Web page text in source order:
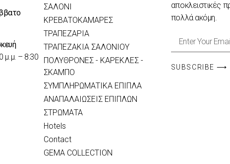
μ.μ. – 8:30
ΣΑΛΟΝΙ
ΚΡΕΒΑΤΟΚΑΜΑΡΕΣ
ΤΡΑΠΕΖΑΡΙΑ
ΤΡΑΠΕΖΑΚΙΑ ΣΑΛΟΝΙΟΥ
ΠΟΛΥΘΡΟΝΕΣ - ΚΑΡΕΚΛΕΣ -
ΣΚΑΜΠΟ
ΣΥΜΠΛΗΡΩΜΑΤΙΚΑ ΕΠΙΠΛΑ
ΑΝΑΠΑΛΑΙΩΣΕΙΣ ΕΠΙΠΛΩΝ
ΣΤΡΩΜΑΤΑ
Hotels
Contact
GEMA COLLECTION
αποκλειστικές
πολλά ακόμη.
SUBSCRIBE ⟶